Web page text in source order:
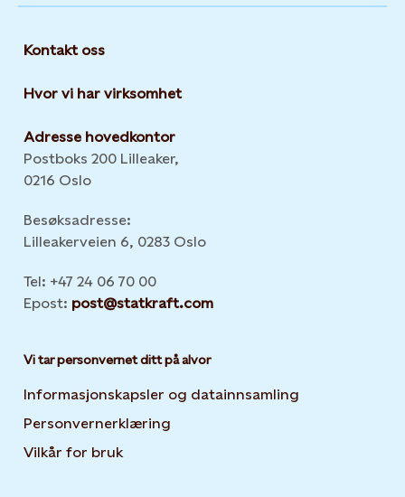
Kontakt oss
Hvor vi har virksomhet
Adresse hovedkontor
Postboks 200 Lilleaker,
0216 Oslo
Besøksadresse:
Lilleakerveien 6, 0283 Oslo
Tel: +47 24 06 70 00
Epost: post@statkraft.com
Vi tar personvernet ditt på alvor
Informasjonskapsler og datainnsamling
Personvernerklæring
Vilkår for bruk